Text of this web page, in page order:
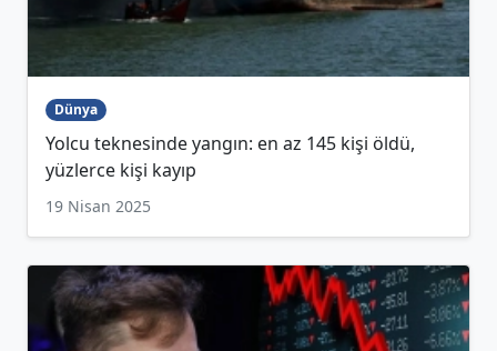
Dünya
Yolcu teknesinde yangın: en az 145 kişi öldü,
yüzlerce kişi kayıp
19 Nisan 2025